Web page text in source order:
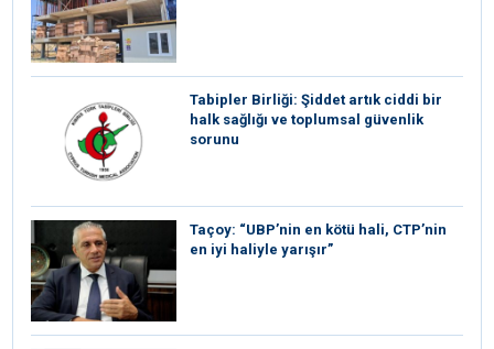
Tabipler Birliği: Şiddet artık ciddi bir
halk sağlığı ve toplumsal güvenlik
sorunu
Taçoy: “UBP’nin en kötü hali, CTP’nin
en iyi haliyle yarışır”